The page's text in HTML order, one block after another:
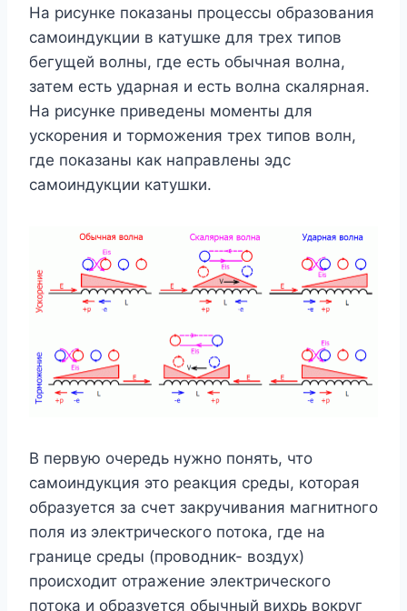
На рисунке показаны процессы образования
самоиндукции в катушке для трех типов
бегущей волны, где есть обычная волна,
затем есть ударная и есть волна скалярная.
На рисунке приведены моменты для
ускорения и торможения трех типов волн,
где показаны как направлены эдс
самоиндукции катушки.
В первую очередь нужно понять, что
самоиндукция это реакция среды, которая
образуется за счет закручивания магнитного
поля из электрического потока, где на
границе среды (проводник- воздух)
происходит отражение электрического
потока и образуется обычный вихрь вокруг